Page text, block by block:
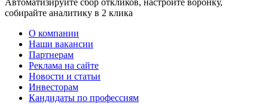
Автоматизируйте сбор откликов, настройте воронку,
собирайте аналитику в 2 клика
О компании
Наши вакансии
Партнерам
Реклама на сайте
Новости и статьи
Инвесторам
Кандидаты по профессиям